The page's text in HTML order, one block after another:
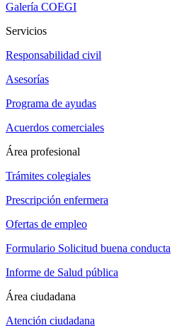
Galería COEGI
Servicios
Responsabilidad civil
Asesorías
Programa de ayudas
Acuerdos comerciales
Área profesional
Trámites colegiales
Prescripción enfermera
Ofertas de empleo
Formulario Solicitud buena conducta
Informe de Salud pública
Área ciudadana
Atención ciudadana